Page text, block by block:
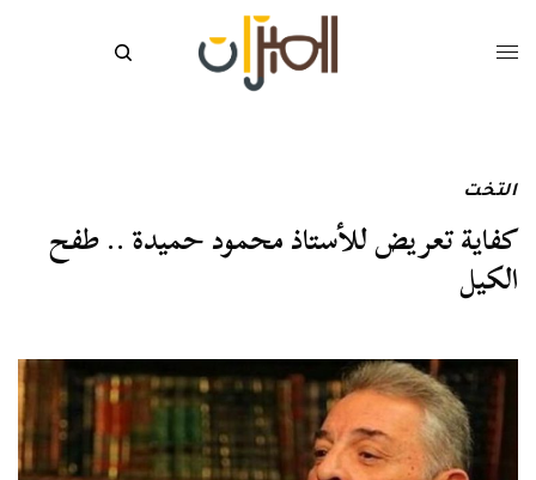
التخت
كفاية تعريض للأستاذ محمود حميدة .. طفح
الكيل